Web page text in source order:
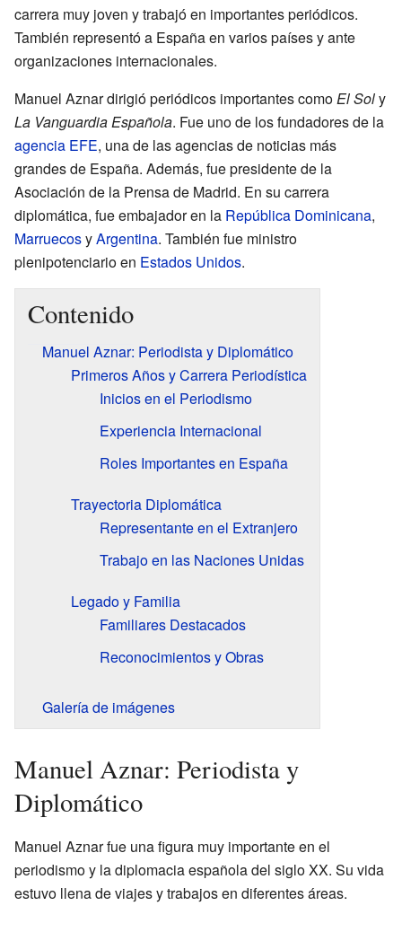
carrera muy joven y trabajó en importantes periódicos.
También representó a España en varios países y ante
organizaciones internacionales.
Manuel Aznar dirigió periódicos importantes comoEl Soly
La Vanguardia Española. Fue uno de los fundadores de la
agencia EFE, una de las agencias de noticias más
grandes de España. Además, fue presidente de la
Asociación de la Prensa de Madrid. En su carrera
diplomática, fue embajador en la República Dominicana,
MarruecosyArgentina. También fue ministro
plenipotenciario en Estados Unidos.
Contenido
Manuel Aznar: Periodista y Diplomático
Primeros Años y Carrera Periodística
Inicios en el Periodismo
Experiencia Internacional
Roles Importantes en España
Trayectoria Diplomática
Representante en el Extranjero
Trabajo en las Naciones Unidas
Legado y Familia
Familiares Destacados
Reconocimientos y Obras
Galería de imágenes
Manuel Aznar: Periodista y
Diplomático
Manuel Aznar fue una figura muy importante en el
periodismo y la diplomacia española del siglo XX. Su vida
estuvo llena de viajes y trabajos en diferentes áreas.